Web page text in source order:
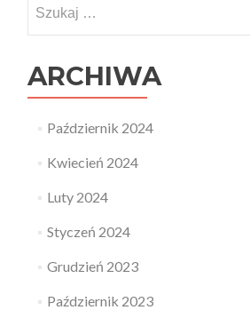
ARCHIWA
Październik 2024
Kwiecień 2024
Luty 2024
Styczeń 2024
Grudzień 2023
Październik 2023